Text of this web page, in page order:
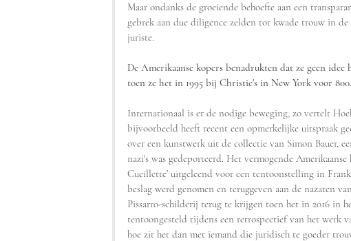
Maar ondanks de groeiende behoefte aan een
gebrek aan due diligence zelden tot kwade trouw in
juriste.
De Amerikaanse kopers benadrukten dat ze geen
toen ze het in 1995 bij Christie's in New York voor
Internationaal is er de nodige beweging, zo vertelt
bijvoorbeeld heeft recent een opmerkelijke uitspraak
over een kunstwerk uit de collectie van Simon Bauer,
nazi's was gedeporteerd. Het vermogende
Cueillette’ uitgeleend voor een tentoonstelling in
beslag werd genomen en teruggeven aan de nazaten
Pissarro-schilderij terug te krijgen toen het in 2016 in
tentoongesteld tijdens een retrospectief van het werk
hoe zit het dan met iemand die juridisch te goeder